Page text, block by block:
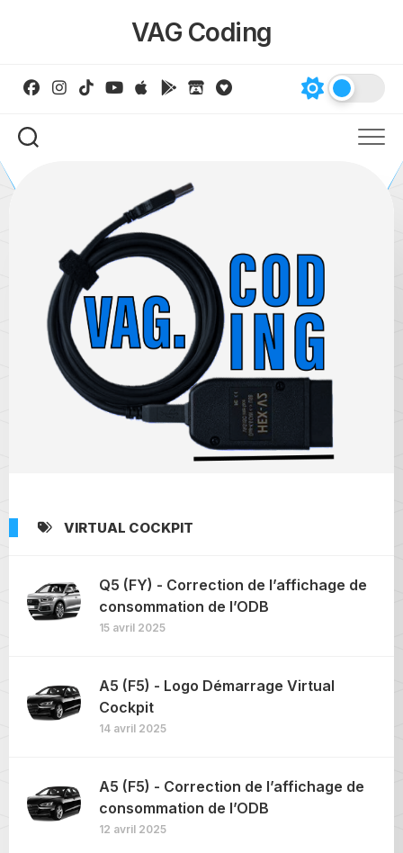
VAG Coding
VIRTUAL COCKPIT
Q5 (FY) - Correction de l’affichage de
consommation de l’ODB
15 avril 2025
A5 (F5) - Logo Démarrage Virtual
Cockpit
14 avril 2025
A5 (F5) - Correction de l’affichage de
consommation de l’ODB
12 avril 2025